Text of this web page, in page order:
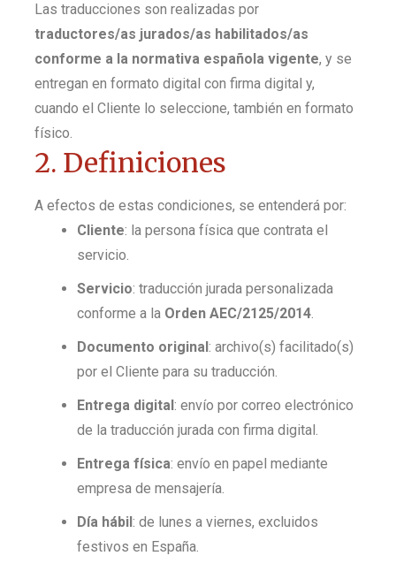
Las traducciones son realizadas por
traductores/as jurados/as habilitados/as
conforme a la normativa española vigente, y se
entregan en formato digital con firma digital y,
cuando el Cliente lo seleccione, también en formato
físico.
2. Definiciones
A efectos de estas condiciones, se entenderá por:
Cliente: la persona física que contrata el
servicio.
Servicio: traducción jurada personalizada
conforme a la Orden AEC/2125/2014.
Documento original: archivo(s) facilitado(s)
por el Cliente para su traducción.
Entrega digital: envío por correo electrónico
de la traducción jurada con firma digital.
Entrega física: envío en papel mediante
empresa de mensajería.
Día hábil: de lunes a viernes, excluidos
festivos en España.